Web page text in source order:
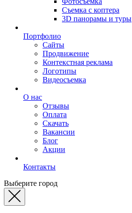
Съемка с коптера
3D панорамы и туры
Портфолио
Сайты
Продвижение
Контекстная реклама
Логотипы
Видеосъемка
О нас
Отзывы
Оплата
Скачать
Вакансии
Блог
Акции
Контакты
Выберите город